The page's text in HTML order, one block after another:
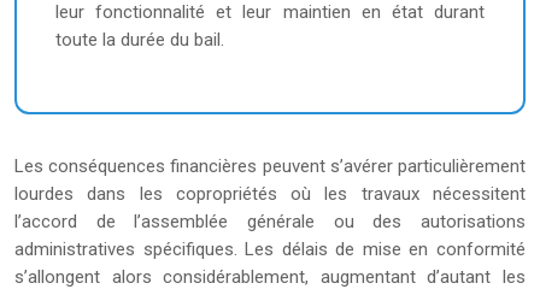
leur fonctionnalité et leur maintien en état durant
toute la durée du bail.
Les conséquences financières peuvent s’avérer particulièrement
lourdes dans les copropriétés où les travaux nécessitent
l’accord de l’assemblée générale ou des autorisations
administratives spécifiques. Les délais de mise en conformité
s’allongent alors considérablement, augmentant d’autant les